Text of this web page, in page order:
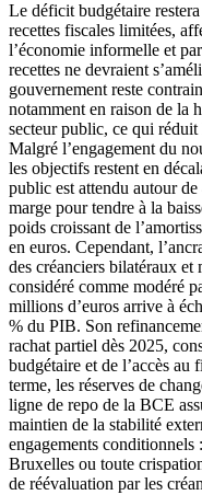
Le déficit budgétaire
recettes fiscales limitées,
l’économie informelle et
recettes ne devraient
gouvernement reste
notamment en raison de la
secteur public, ce qui
Malgré l’engagement du
les objectifs restent en
public est attendu autour
marge pour tendre à la
poids croissant de
en euros. Cependant,
des créanciers bilatéraux
considéré comme modéré
millions d’euros arrive à
% du PIB. Son
rachat partiel dès 2025,
budgétaire et de l’accès
terme, les réserves de
ligne de repo de la BCE
maintien de la stabilité
engagements conditionnels
Bruxelles ou toute
de réévaluation par les